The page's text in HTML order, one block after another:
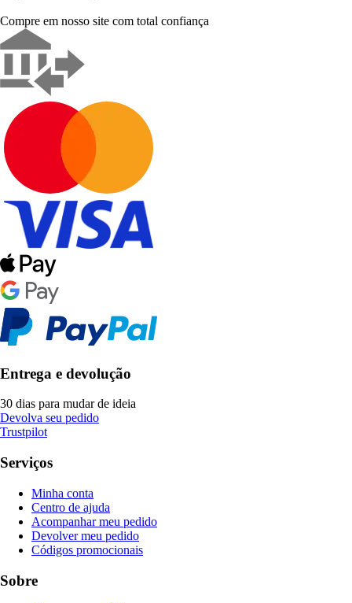
Compre em nosso site com total confiança
Entrega e devolução
30 dias para mudar de ideia
Devolva seu pedido
Trustpilot
Serviços
Minha conta
Centro de ajuda
Acompanhar meu pedido
Devolver meu pedido
Códigos promocionais
Sobre